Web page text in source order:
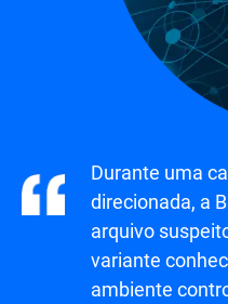
Durante uma
direcionada, a
arquivo
variante
ambiente